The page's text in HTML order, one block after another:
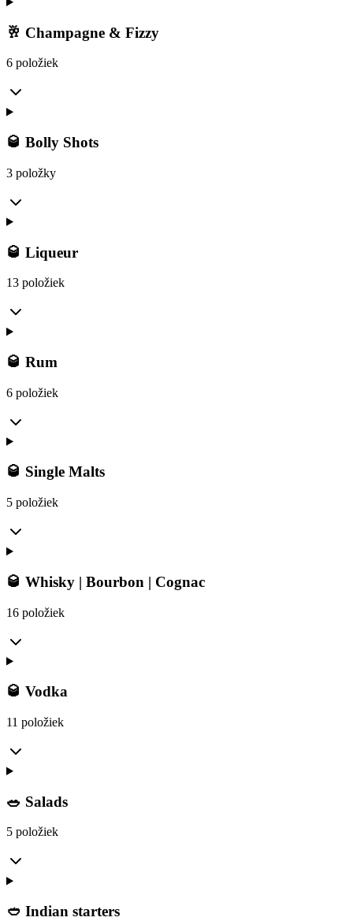
🥂 Champagne & Fizzy
6 položiek
🥃 Bolly Shots
3 položky
🥃 Liqueur
13 položiek
🥃 Rum
6 položiek
🥃 Single Malts
5 položiek
🥃 Whisky | Bourbon | Cognac
16 položiek
🥃 Vodka
11 položiek
🥗 Salads
5 položiek
🥙 Indian starters